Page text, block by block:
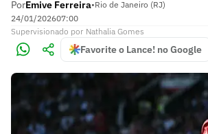
PorEmive Ferreira•Rio de Janeiro (RJ)
24/01/202607:00
Supervisionado por Nathalia Gomes
Favorite o Lance! no Google